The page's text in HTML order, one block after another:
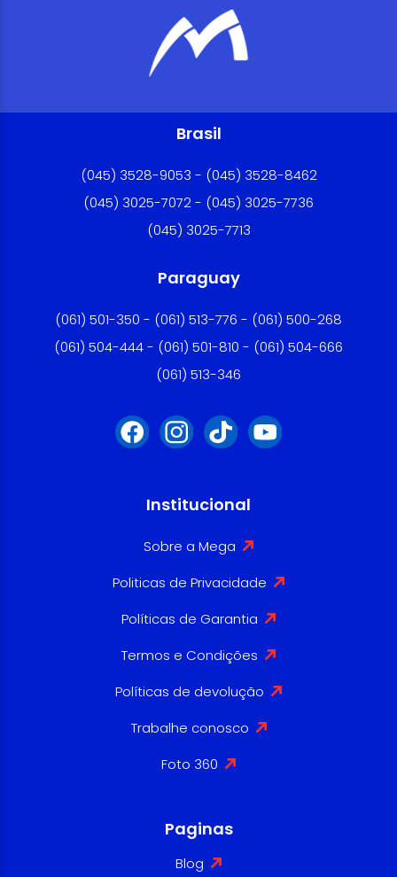
Brasil
(045) 3528-9053 - (045) 3528-8462
(045) 3025-7072 - (045) 3025-7736
(045) 3025-7713
Paraguay
(061) 501-350 - (061) 513-776 - (061) 500-268
(061) 504-444 - (061) 501-810 - (061) 504-666
(061) 513-346
Institucional
Sobre a Mega
Politicas de Privacidade
Políticas de Garantia
Termos e Condições
Políticas de devolução
Trabalhe conosco
Foto 360
Paginas
Blog